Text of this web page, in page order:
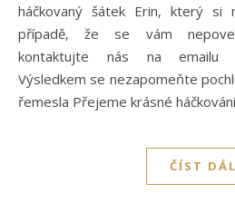
háčkovaný šátek Erin, který si
případě, že se vám
kontaktujte nás na emailu
Výsledkem se nezapomeňte
řemesla Přejeme krásné
ČÍST DÁL